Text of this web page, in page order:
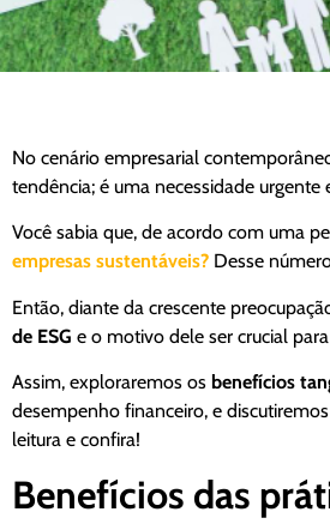
No cenário empresarial
tendência; é uma necessidade urgente
Você sabia que, de acordo com uma
empresas sustentáveis? Desse
Então, diante da crescente
de ESG e o motivo dele ser crucial
Assim, exploraremos os benefícios
desempenho financeiro, e
leitura e confira!
Benefícios das